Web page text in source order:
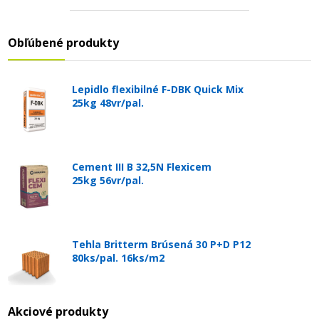
Obľúbené produkty
Lepidlo flexibilné F-DBK Quick Mix
25kg 48vr/pal.
Cement III B 32,5N Flexicem
25kg 56vr/pal.
Tehla Britterm Brúsená 30 P+D P12
80ks/pal. 16ks/m2
Akciové produkty